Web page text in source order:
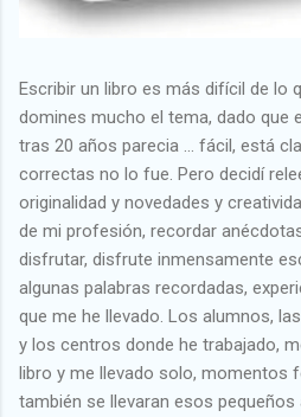
Escribir un libro es más difícil de lo
domines mucho el tema, dado que
tras 20 años parecia ... fácil, está
correctas no lo fue. Pero decidí
originalidad y novedades y
de mi profesión, recordar
disfrutar, disfrute inmensamente
algunas palabras recordadas,
que me he llevado. Los alumnos,
y los centros donde he trabajado,
libro y me llevado solo, momentos
también se llevaran esos